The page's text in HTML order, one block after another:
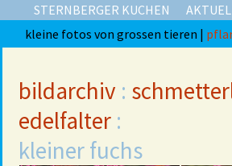
STERNBERGER KUCHEN
kleine fotos von grossen tieren |
bildarchiv :
edelfalter :
kleiner fuchs